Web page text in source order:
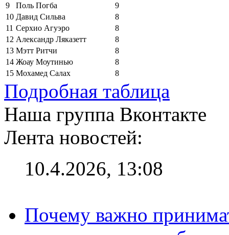
9
Поль Погба
9
10 Давид Сильва
8
11 Серхио Агуэро
8
12 Александр Ляказетт
8
13 Мэтт Ритчи
8
14 Жоау Моутинью
8
15 Мохамед Салах 8
Подробная таблица
Наша группа Вконтакте
Лента новостей:
10.4.2026, 13:08
Почему важно